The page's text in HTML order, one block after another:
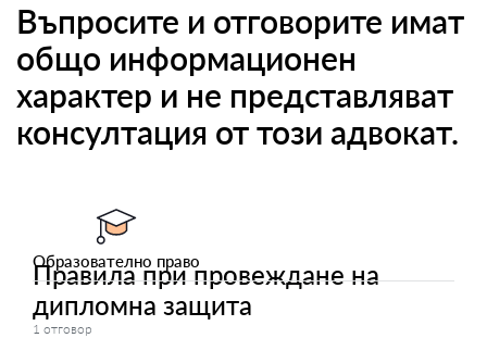
Въпросите и отговорите имат
общо информационен
характер и не представляват
консултация от този адвокат.
Образователно право
Правила при провеждане на
дипломна защита
1 отговор